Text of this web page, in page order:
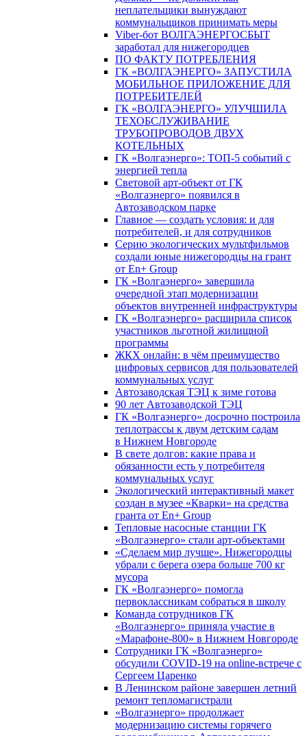
неплательщики вынуждают
коммунальщиков принимать меры
Viber-бот ВОЛГАЭНЕРГОСБЫТ
заработал для нижегородцев
ПО ФАКТУ ПОТРЕБЛЕНИЯ
ГК «ВОЛГАЭНЕРГО» ЗАПУСТИЛА
МОБИЛЬНОЕ ПРИЛОЖЕНИЕ ДЛЯ
ПОТРЕБИТЕЛЕЙ
ГК «ВОЛГАЭНЕРГО» УЛУЧШИЛА
ТЕХОБСЛУЖИВАНИЕ
ТРУБОПРОВОДОВ ДВУХ
КОТЕЛЬНЫХ
ГК «Волгаэнерго»: ТОП-5 событий с
энергией тепла
Световой арт-объект от ГК
«Волгаэнерго» появился в
Автозаводском парке
Главное — создать условия: и для
потребителей, и для сотрудников
Серию экологических мультфильмов
создали юные нижегородцы на грант
от En+ Group
ГК «Волгаэнерго» завершила
очередной этап модернизации
объектов внутренней инфраструктуры
ГК «Волгаэнерго» расширила список
участников льготной жилищной
программы
ЖКХ онлайн: в чём преимущество
цифровых сервисов для пользователей
коммунальных услуг
Автозаводская ТЭЦ к зиме готова
90 лет Автозаводской ТЭЦ
ГК «Волгаэнерго» досрочно построила
теплотрассы к двум детским садам
в Нижнем Новгороде
В свете долгов: какие права и
обязанности есть у потребителя
коммунальных услуг
Экологический интерактивный макет
создан в музее «Кварки» на средства
гранта от En+ Group
Тепловые насосные станции ГК
«Волгаэнерго» стали арт-объектами
«Сделаем мир лучше». Нижегородцы
убрали с берега озера больше 700 кг
мусора
ГК «Волгаэнерго» помогла
первоклассникам собраться в школу
Команда сотрудников ГК
«Волгаэнерго» приняла участие в
«Марафоне-800» в Нижнем Новгороде
Сотрудники ГК «Волгаэнерго»
обсудили COVID-19 на online-встрече с
Сергеем Царенко
В Ленинском районе завершен летний
ремонт тепломагистрали
«Волгаэнерго» продолжает
модернизацию системы горячего